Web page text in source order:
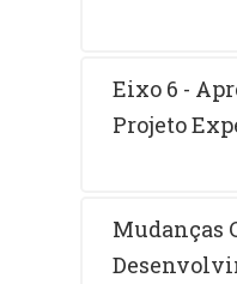
Eixo 6 -
Projeto
Mudanças